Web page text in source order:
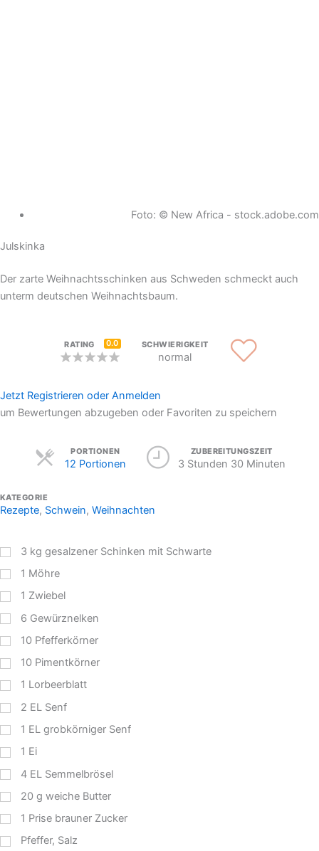
Foto: © New Africa - stock.adobe.com
Julskinka
Der zarte Weihnachtsschinken aus Schweden schmeckt auch
unterm deutschen Weihnachtsbaum.
RATING 0.0 SCHWIERIGKEIT
normal
Jetzt Registrieren oder Anmelden
um Bewertungen abzugeben oder Favoriten zu speichern
PORTIONEN
12 Portionen
Servings ZUBEREITUNGSZEIT
3 Stunden 30 Minuten
KATEGORIE
Rezepte, Schwein, Weihnachten
3 kg gesalzener Schinken mit Schwarte
1 Möhre
1 Zwiebel
6 Gewürznelken
10 Pfefferkörner
10 Pimentkörner
1 Lorbeerblatt
2 EL Senf
1 EL grobkörniger Senf
1 Ei
4 EL Semmelbrösel
20 g weiche Butter
1 Prise brauner Zucker
Pfeffer, Salz